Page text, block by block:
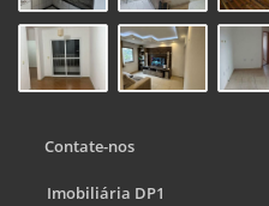
Contate-nos
Imobiliária DP1